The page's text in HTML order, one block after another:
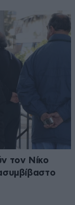
τον Νίκο